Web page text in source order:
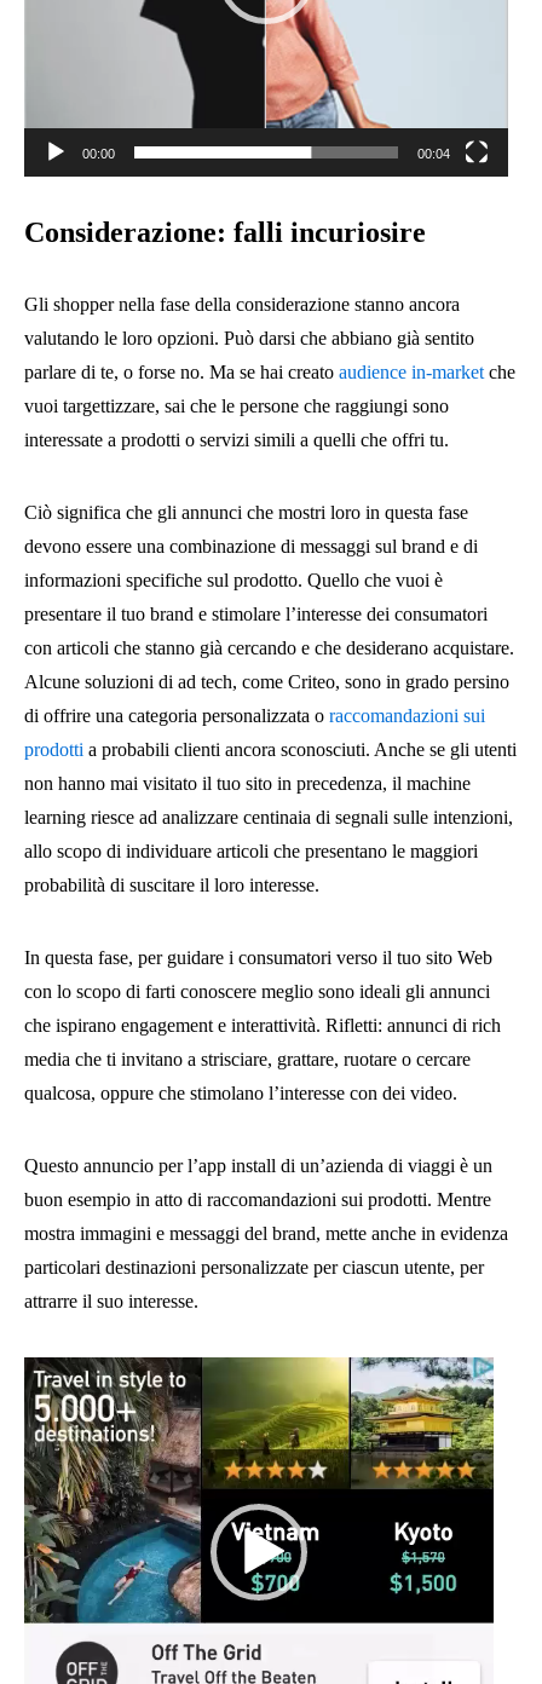
00:00 00:04
Considerazione: falli incuriosire
Gli shopper nella fase della considerazione stanno ancora
valutando le loro opzioni. Può darsi che abbiano già sentito
parlare di te, o forse no. Ma se hai creato audience in-market che
vuoi targettizzare, sai che le persone che raggiungi sono
interessate a prodotti o servizi simili a quelli che offri tu.
Ciò significa che gli annunci che mostri loro in questa fase
devono essere una combinazione di messaggi sul brand e di
informazioni specifiche sul prodotto. Quello che vuoi è
presentare il tuo brand e stimolare l’interesse dei consumatori
con articoli che stanno già cercando e che desiderano acquistare.
Alcune soluzioni di ad tech, come Criteo, sono in grado persino
di offrire una categoria personalizzata o raccomandazioni sui
prodotti a probabili clienti ancora sconosciuti. Anche se gli utenti
non hanno mai visitato il tuo sito in precedenza, il machine
learning riesce ad analizzare centinaia di segnali sulle intenzioni,
allo scopo di individuare articoli che presentano le maggiori
probabilità di suscitare il loro interesse.
In questa fase, per guidare i consumatori verso il tuo sito Web
con lo scopo di farti conoscere meglio sono ideali gli annunci
che ispirano engagement e interattività. Rifletti: annunci di rich
media che ti invitano a strisciare, grattare, ruotare o cercare
qualcosa, oppure che stimolano l’interesse con dei video.
Questo annuncio per l’app install di un’azienda di viaggi è un
buon esempio in atto di raccomandazioni sui prodotti. Mentre
mostra immagini e messaggi del brand, mette anche in evidenza
particolari destinazioni personalizzate per ciascun utente, per
attrarre il suo interesse.
Video
Player